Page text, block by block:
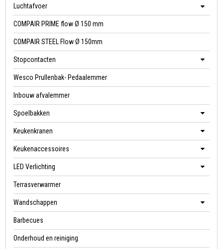
Luchtafvoer
COMPAIR PRIME flow Ø 150 mm
COMPAIR STEEL Flow Ø 150mm
Stopcontacten
Wesco Prullenbak- Pedaalemmer
Inbouw afvalemmer
Spoelbakken
Keukenkranen
Keukenaccessoires
LED Verlichting
Terrasverwarmer
Wandschappen
Barbecues
Onderhoud en reiniging